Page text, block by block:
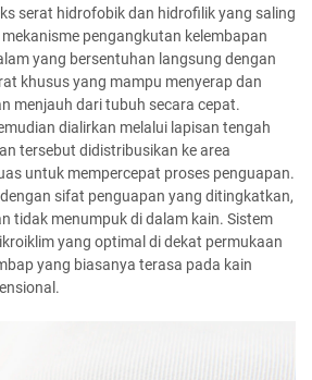
serat hidrofobik dan hidrofilik yang saling
pengangkutan kelembapan
yang bersentuhan langsung dengan
khusus yang mampu menyerap dan
menjauh dari tubuh secara cepat.
dialirkan melalui lapisan tengah
tersebut didistribusikan ke area
untuk mempercepat proses penguapan.
sifat penguapan yang ditingkatkan,
tidak menumpuk di dalam kain. Sistem
yang optimal di dekat permukaan
yang biasanya terasa pada kain